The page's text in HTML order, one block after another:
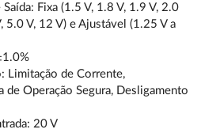
Fixa (1.5 V, 1.8 V, 1.9 V, 2.0
5.0 V, 12 V) e Ajustável (1.25 V a
Limitação de Corrente,
de Operação Segura, Desligamento
20 V